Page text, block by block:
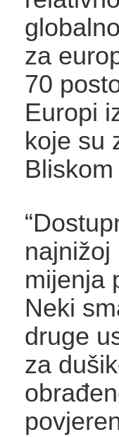
za
70
Europi
koje su
najnižoj
mijenja
Neki
druge
za